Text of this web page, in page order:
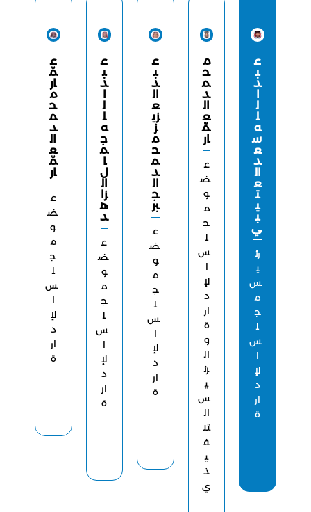
ع
ب
د
ا
ل
ل
ه
س
ع
د
ال
ع
ت
ي
ب
ي
رئ
ي
س
م
ج
ل
س
ا
لإ
د
ار
ة
م
ح
م
د
ال
ع
مّ
ار
ع
ض
و
م
ج
ل
س
ا
لإ
د
ار
ة
و
ال
رئ
ي
س
ال
تن
ف
ي
ذ
ي
ع
ب
د
ال
ع
زي
ز
م
ح
م
د
ال
ج
بر
ع
ض
و
م
ج
ل
س
ا
لإ
د
ار
ة
ع
ب
د
ا
ل
ل
ه
ج
م
ا
ل
ال
زا
ه
د
ع
ض
و
م
ج
ل
س
ا
لإ
د
ار
ة
ع
مّ
ار
م
ح
م
د
ال
ع
مّ
ار
ع
ض
و
م
ج
ل
س
ا
لإ
د
ار
ة